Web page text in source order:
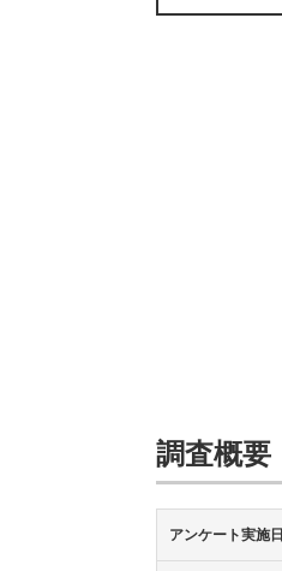
調査概要
アンケート実施日